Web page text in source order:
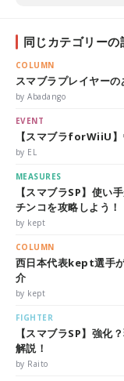
同じカテゴリーの
COLUMN
スマブラプレイヤー
by Abadango
EVENT
【スマブラforWiiU
by EL
MEASURES
【スマブラSP】使い
チンコを攻略しよう！
by kept
COLUMN
西日本代表kept選手
介
by kept
FIGHTER
【スマブラSP】強化
解説！
by Raito